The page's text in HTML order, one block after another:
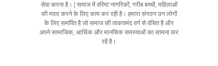
सेवा करना है। | समाज में वरिष्ट नागरिकों, गरीब बच्चों, महिलाओं
की मदद करने के लिए काम कर रही है। हमारा संगठन उन लोगों
के लिए समर्पित है जो समाज की ताकतमंद वर्ग से वंचित है और
अपने सामाजिक, आर्थिक और मानसिक समस्याओं का सामना कर
रहें है।